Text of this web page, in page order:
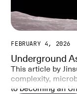
FEBRUARY 4, 2026
Underground
This article by
complexity,
to becoming an